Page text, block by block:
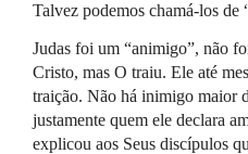
Talvez podemos chamá-los
Judas foi um “animigo”, não
Cristo, mas O traiu. Ele até
traição. Não há inimigo maior
justamente quem ele declara
explicou aos Seus discípulos